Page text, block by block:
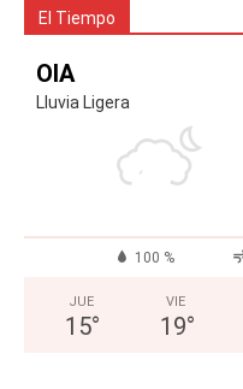
El Tiempo
OIA
Lluvia Ligera
100 %
JUE
15°
VIE
19°